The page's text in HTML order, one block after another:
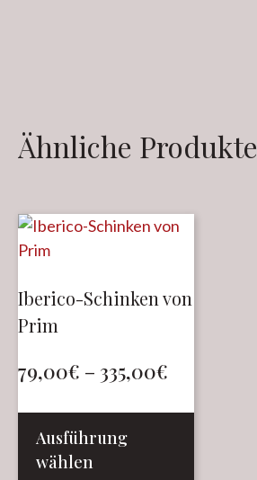
Ähnliche Produkte
Iberico-Schinken von
Prim
79,00€ – 335,00€
Ausführung
wählen